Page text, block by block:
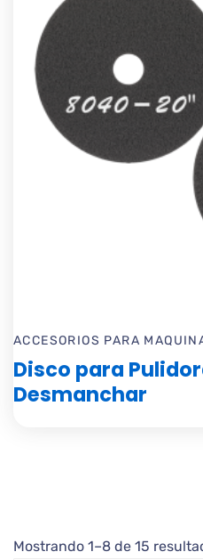
Mostrando 1–8 de 15
ACCESORIOS PARA
Disco para
Desmanchar